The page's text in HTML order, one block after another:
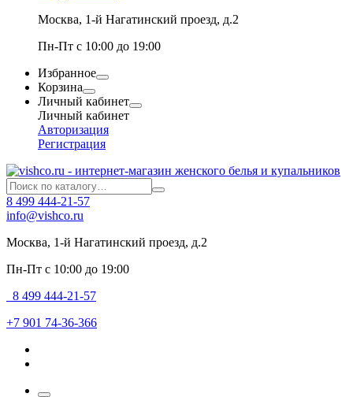
Москва, 1-й Нагатинский проезд, д.2
Пн-Пт с 10:00 до 19:00
Избранное
Корзина
Личный кабинет
Личный кабинет
Авторизация
Регистрация
8 499 444-21-57
info@vishco.ru
Москва, 1-й Нагатинский проезд, д.2
Пн-Пт с 10:00 до 19:00
8 499 444-21-57
+7 901 74-36-366